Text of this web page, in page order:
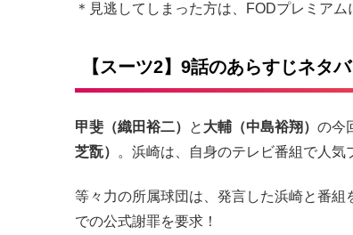
＊見逃してしまった方は、FODプレミア
【スーツ2】9話のあらすじネタ
甲斐（織田裕二） と 大輔（中島裕翔） の今
芝翫）
。浜崎は、自身のテレビ番組で人気
等々力の所属球団は、発言した浜崎と番
での公式謝罪を要求！